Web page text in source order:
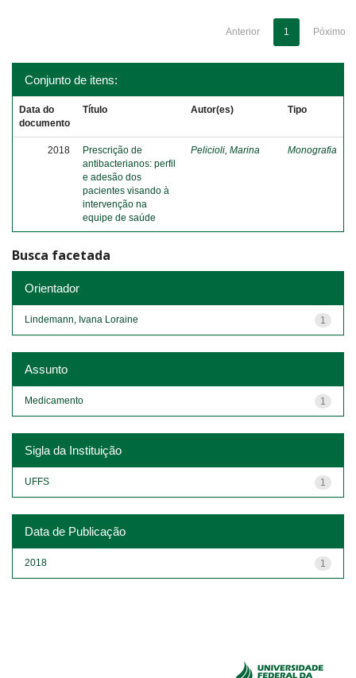
Anterior 1 Póximo
Conjunto de itens:
Data do
documento
Título Autor(es) Tipo
2018
Prescrição de
antibacterianos: perfil
e adesão dos
pacientes visando à
intervenção na
equipe de saúde
Pelicioli, Marina Monografia
Busca facetada
Orientador
1
Lindemann, Ivana Loraine
Assunto
1
Medicamento
Sigla da Instituição
1
UFFS
Data de Publicação
1
2018